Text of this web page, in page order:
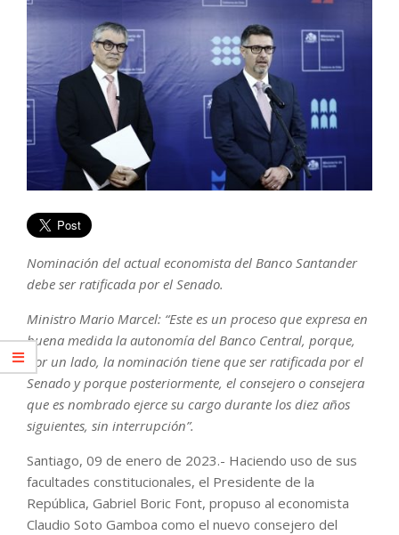
Nominación del actual economista del Banco Santander
debe ser ratificada por el Senado.
Ministro Mario Marcel: “Este es un proceso que expresa en
buena medida la autonomía del Banco Central, porque,
por un lado, la nominación tiene que ser ratificada por el
Senado y porque posteriormente, el consejero o consejera
que es nombrado ejerce su cargo durante los diez años
siguientes, sin interrupción”.
Santiago, 09 de enero de 2023.- Haciendo uso de sus
facultades constitucionales, el Presidente de la
República, Gabriel Boric Font, propuso al economista
Claudio Soto Gamboa como el nuevo consejero del